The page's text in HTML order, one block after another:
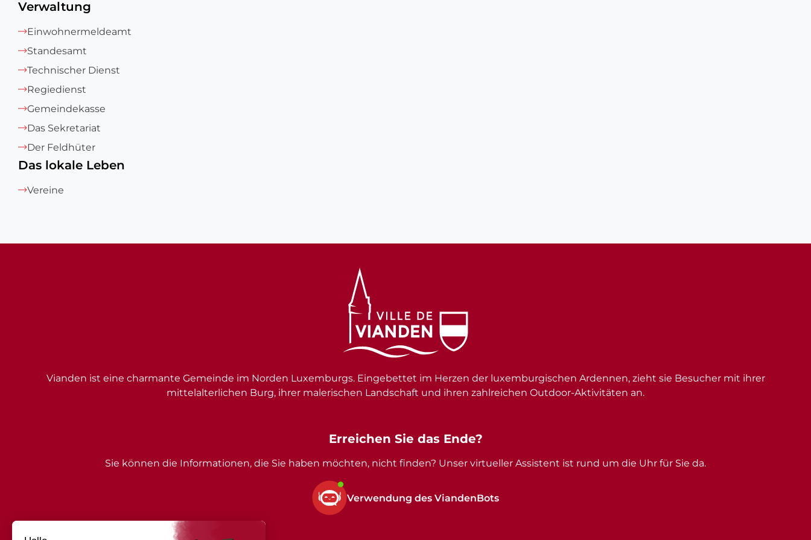
Verwaltung
Einwohnermeldeamt
Standesamt
Technischer Dienst
Regiedienst
Gemeindekasse
Das Sekretariat
Der Feldhüter
Das lokale Leben
Vereine
Erreichen Sie das Ende?
Sie können die Informationen, die Sie haben möchten, nicht finden? Unser virtueller Assistent ist rund um die Uhr für Sie da.
Verwendung des ViandenBots
Vianden ist eine charmante Gemeinde im Norden Luxemburgs. Eingebettet im Herzen der luxemburgischen Ardennen, zieht sie Besucher mit ihrer
mittelalterlichen Burg, ihrer malerischen Landschaft und ihren zahlreichen Outdoor-Aktivitäten an.